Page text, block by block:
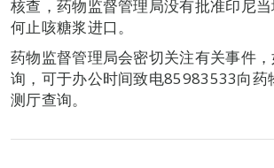
核查，药物监督管理局没有批准印尼
何止咳糖浆进口。
药物监督管理局会密切关注有关事件
询，可于办公时间致电85983533向药
测厅查询。